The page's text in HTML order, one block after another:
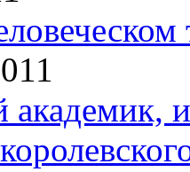
академик,